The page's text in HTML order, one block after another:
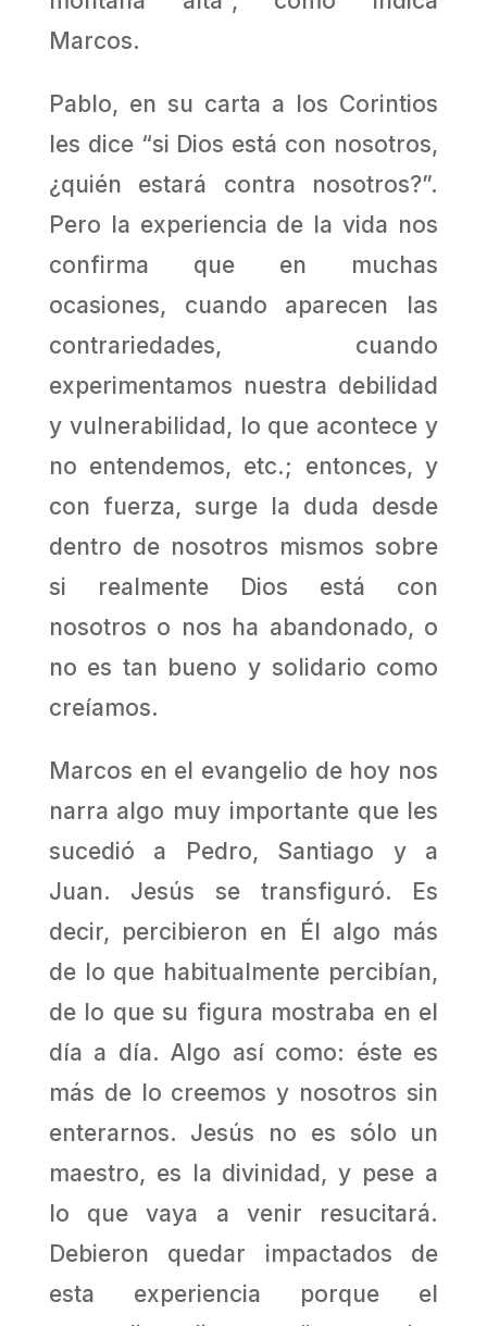
Marcos.
Pablo, en su carta a los Corintios
les dice “si Dios está con nosotros,
¿quién estará contra nosotros?”.
Pero la experiencia de la vida nos
confirma que en muchas
ocasiones, cuando aparecen las
contrariedades, cuando
experimentamos nuestra debilidad
y vulnerabilidad, lo que acontece y
no entendemos, etc.; entonces, y
con fuerza, surge la duda desde
dentro de nosotros mismos sobre
si realmente Dios está con
nosotros o nos ha abandonado, o
no es tan bueno y solidario como
creíamos.
Marcos en el evangelio de hoy nos
narra algo muy importante que les
sucedió a Pedro, Santiago y a
Juan. Jesús se transfiguró. Es
decir, percibieron en Él algo más
de lo que habitualmente percibían,
de lo que su figura mostraba en el
día a día. Algo así como: éste es
más de lo creemos y nosotros sin
enterarnos. Jesús no es sólo un
maestro, es la divinidad, y pese a
lo que vaya a venir resucitará.
Debieron quedar impactados de
esta experiencia porque el